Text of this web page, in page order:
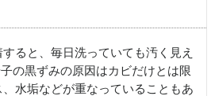
ると、毎日洗っていても汚く見え
の黒ずみの原因はカビだけとは限
水垢などが重なっていることもあ